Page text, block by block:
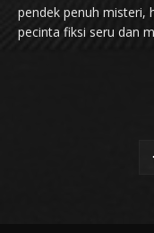
pendek penuh misteri,
pecinta fiksi seru dan